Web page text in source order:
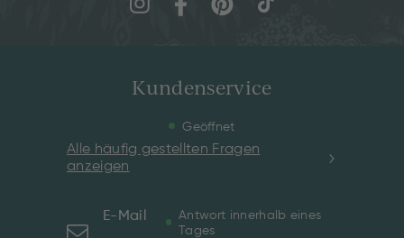
Kundenservice
Geöffnet
Alle häufig gestellten Fragen
anzeigen
E-Mail
Antwort innerhalb eines
Tages